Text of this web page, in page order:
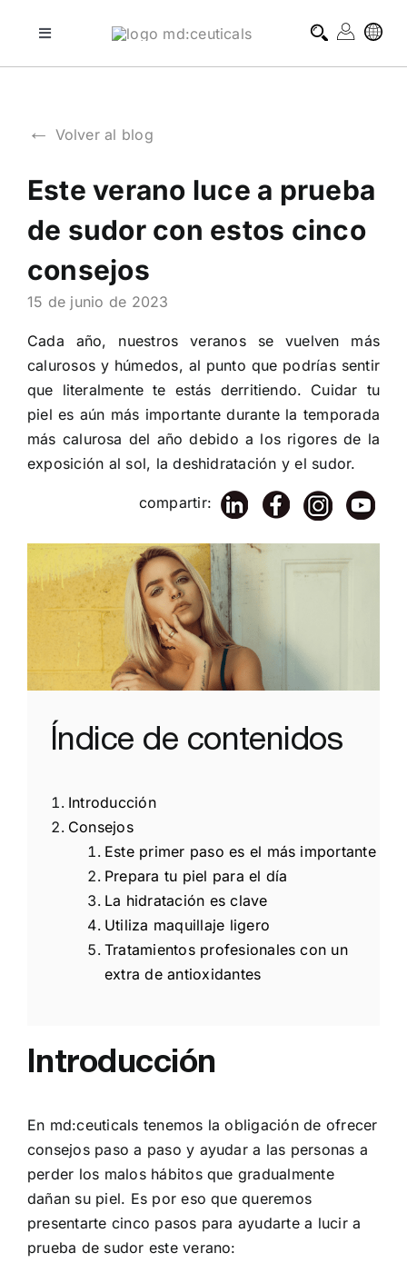
Toggle
tratamientos domiciliarios
blog
sobre md:ceuticals
← Volver al blog
Este verano luce a prueba
de sudor con estos cinco
consejos
15 de junio de 2023
Cada año, nuestros veranos se vuelven más
calurosos y húmedos, al punto que podrías sentir
que literalmente te estás derritiendo. Cuidar tu
piel es aún más importante durante la temporada
más calurosa del año debido a los rigores de la
exposición al sol, la deshidratación y el sudor.
compartir:
Índice de contenidos
Introducción
Consejos
Este primer paso es el más importante
Prepara tu piel para el día
La hidratación es clave
Utiliza maquillaje ligero
Tratamientos profesionales con un
extra de antioxidantes
Introducción
En md:ceuticals tenemos la obligación de ofrecer
consejos paso a paso y ayudar a las personas a
perder los malos hábitos que gradualmente
dañan su piel. Es por eso que queremos
presentarte cinco pasos para ayudarte a lucir a
prueba de sudor este verano: